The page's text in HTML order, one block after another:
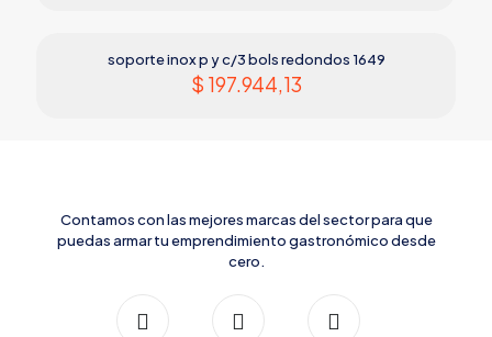
soporte inox p y c/3 bols redondos 1649
$ 197.944,13
Contamos con las mejores marcas del sector para que
puedas armar tu emprendimiento gastronómico desde
cero.